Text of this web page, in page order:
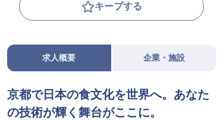
キープする
求人概要 企業・施設
京都で日本の食文化を世界へ。あなた
の技術が輝く舞台がここに。